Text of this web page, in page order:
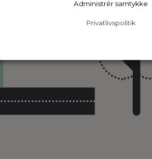
Administrér samtykke
Privatlivspolitik